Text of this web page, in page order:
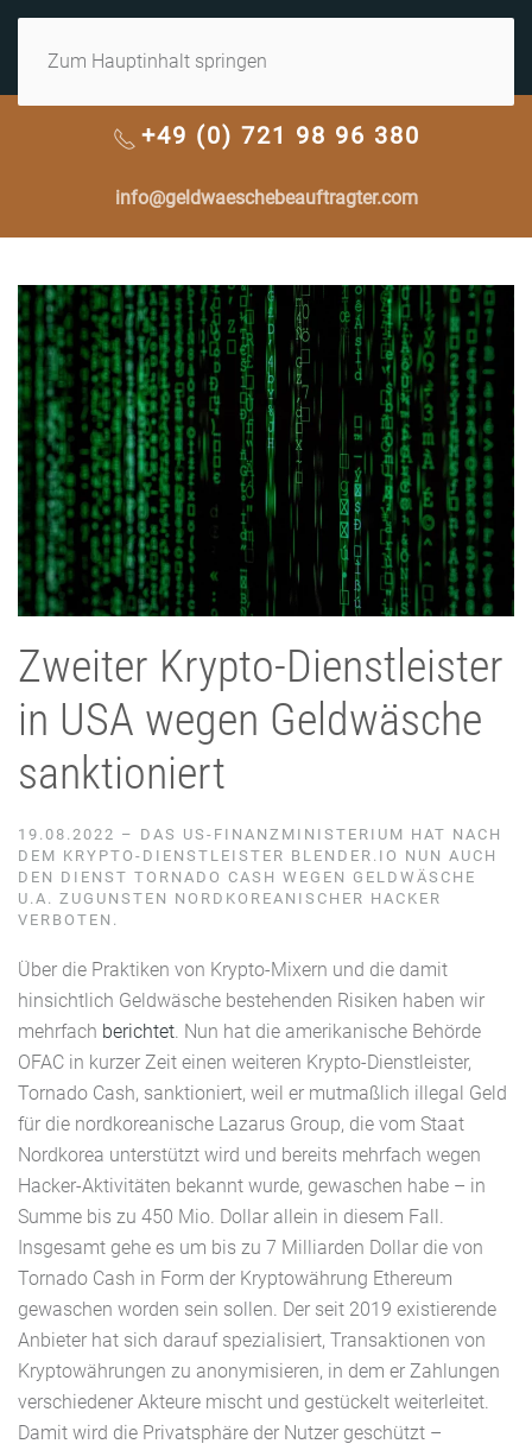
Zum Hauptinhalt springen
+49 (0) 721 98 96 380
info@geldwaeschebeauftragter.com
Zweiter Krypto-Dienstleister
in USA wegen Geldwäsche
sanktioniert
19.08.2022 – DAS US-FINANZMINISTERIUM HAT NACH
DEM KRYPTO-DIENSTLEISTER BLENDER.IO NUN AUCH
DEN DIENST TORNADO CASH WEGEN GELDWÄSCHE
U.A. ZUGUNSTEN NORDKOREANISCHER HACKER
VERBOTEN.
Über die Praktiken von Krypto-Mixern und die damit
hinsichtlich Geldwäsche bestehenden Risiken haben wir
mehrfach berichtet . Nun hat die amerikanische Behörde
OFAC in kurzer Zeit einen weiteren Krypto-Dienstleister,
Tornado Cash, sanktioniert, weil er mutmaßlich illegal Geld
für die nordkoreanische Lazarus Group, die vom Staat
Nordkorea unterstützt wird und bereits mehrfach wegen
Hacker-Aktivitäten bekannt wurde, gewaschen habe – in
Summe bis zu 450 Mio. Dollar allein in diesem Fall.
Insgesamt gehe es um bis zu 7 Milliarden Dollar die von
Tornado Cash in Form der Kryptowährung Ethereum
gewaschen worden sein sollen. Der seit 2019 existierende
Anbieter hat sich darauf spezialisiert, Transaktionen von
Kryptowährungen zu anonymisieren, in dem er Zahlungen
verschiedener Akteure mischt und gestückelt weiterleitet.
Damit wird die Privatsphäre der Nutzer geschützt –